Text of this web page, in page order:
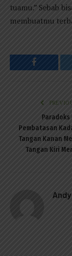
tuamu.” Sebab
membuatmu
Facebook
Pembatasan
Tangan Kanan
Tangan Kiri